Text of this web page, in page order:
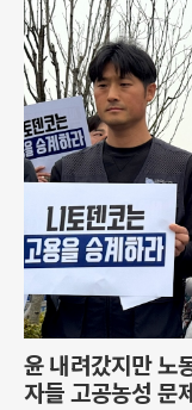
윤 내려갔지만 노
자들 고공농성 문